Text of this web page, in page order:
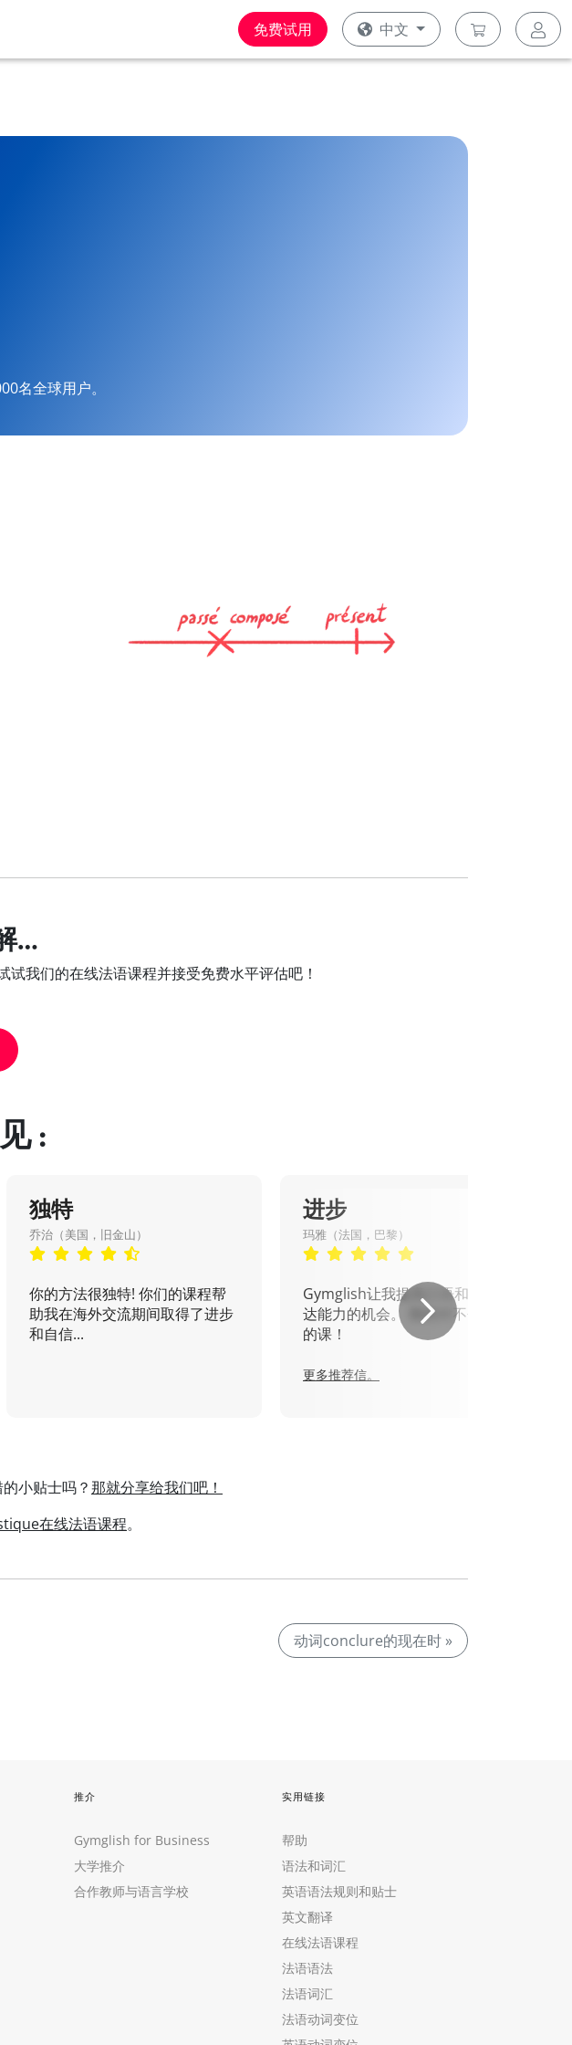
免费试用 中文
名全球用户。
…
我们的在线法语课程并接受免费水平评估吧！
:
独特
乔治（美国，旧金山）
你的方法很独特! 你们的课程帮
助我在海外交流期间取得了进步
和自信...
进步
玛雅（法国，巴黎）
Gymglish让我提高口语和书面表
达能力的机会。 我绝对不会错过
的课！
更多推荐信。
小贴士吗？那就分享给我们吧！
在线法语课程。
动词conclure的现在时 »
推介
Gymglish for Business
大学推介
合作教师与语言学校
实用链接
帮助
语法和词汇
英语语法规则和贴士
英文翻译
在线法语课程
法语语法
法语词汇
法语动词变位